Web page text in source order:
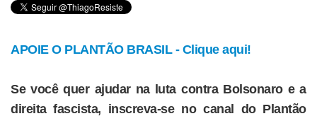
APOIE O PLANTÃO BRASIL - Clique aqui!
Se você quer ajudar na luta contra Bolsonaro e a
direita fascista, inscreva-se no canal do Plantão